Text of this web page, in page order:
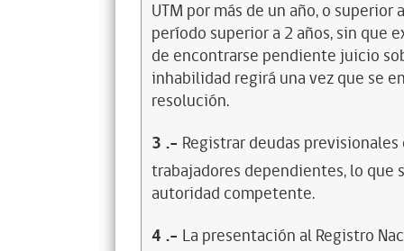
UTM por más de un año, o
período superior a 2 años, sin que
de encontrarse pendiente juicio
inhabilidad regirá una vez que se
resolución.
3 .- Registrar deudas
trabajadores dependientes, lo
autoridad competente.
4 .- La presentación al Registro